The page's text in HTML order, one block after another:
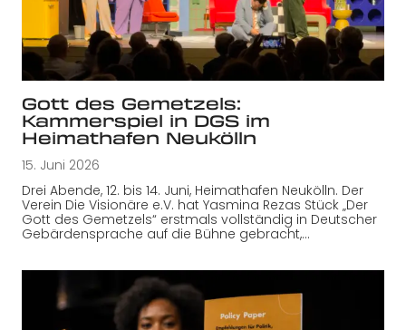
Gott des Gemetzels:
Kammerspiel in DGS im
Heimathafen Neukölln
15. Juni 2026
Drei Abende, 12. bis 14. Juni, Heimathafen Neukölln. Der
Verein Die Visionäre e.V. hat Yasmina Rezas Stück „Der
Gott des Gemetzels“ erstmals vollständig in Deutscher
Gebärdensprache auf die Bühne gebracht,…